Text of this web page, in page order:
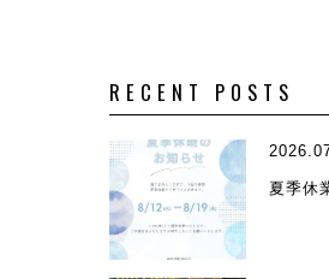
例集
GALLERY
RECENT POSTS
夏季休